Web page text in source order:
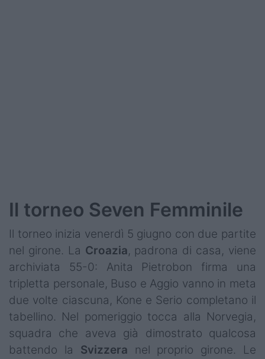
Il torneo Seven Femminile
Il torneo inizia venerdì 5 giugno con due partite
nel girone. La Croazia, padrona di casa, viene
archiviata 55-0: Anita Pietrobon firma una
tripletta personale, Buso e Aggio vanno in meta
due volte ciascuna, Kone e Serio completano il
tabellino. Nel pomeriggio tocca alla Norvegia,
squadra che aveva già dimostrato qualcosa
battendo la Svizzera nel proprio girone. Le